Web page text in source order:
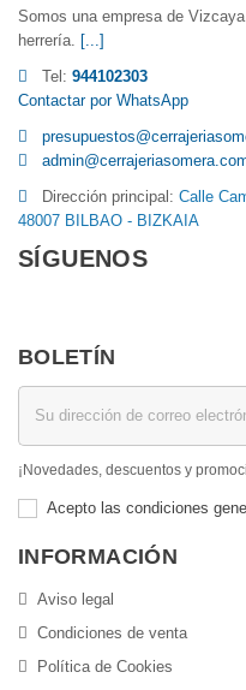
Somos una empresa de
herrería. [...]
Tel: 944102303
Contactar por WhatsApp
Dirección principal: Calle
48007 BILBAO - BIZKAIA
SÍGUENOS
BOLETÍN
¡Novedades, descuentos y
Acepto las condiciones
INFORMACIÓN
Aviso legal
Condiciones de venta
Política de Cookies